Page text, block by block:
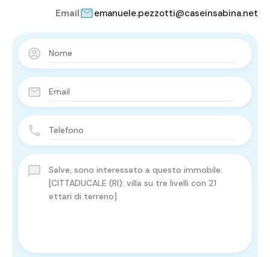
Email emanuele.pezzotti@caseinsabina.net